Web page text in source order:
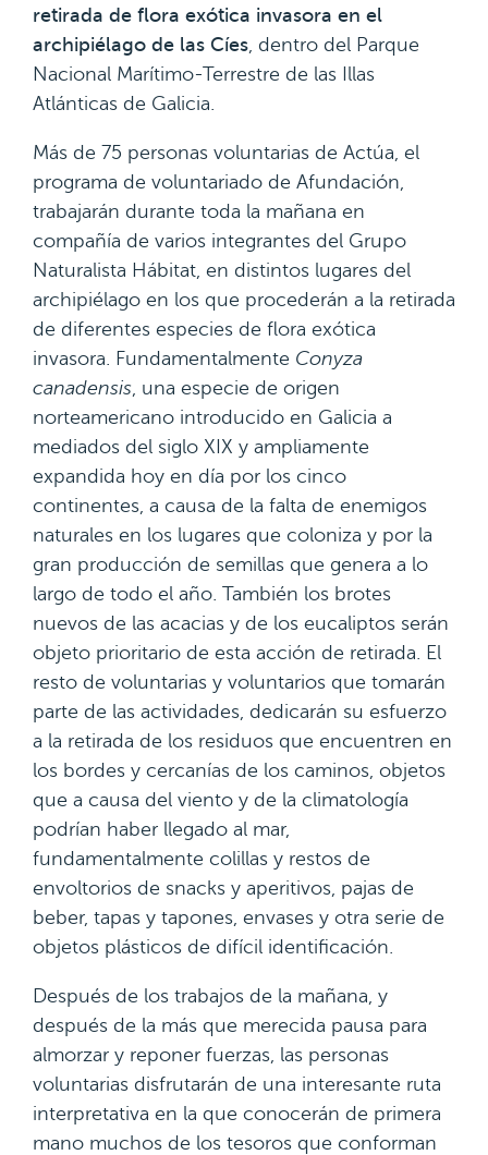
retirada de flora exótica invasora en el
archipiélago de las Cíes, dentro del Parque
Nacional Marítimo-Terrestre de las Illas
Atlánticas de Galicia.
Más de 75 personas voluntarias de Actúa, el
programa de voluntariado de Afundación,
trabajarán durante toda la mañana en
compañía de varios integrantes del Grupo
Naturalista Hábitat, en distintos lugares del
archipiélago en los que procederán a la retirada
de diferentes especies de flora exótica
invasora. Fundamentalmente Conyza
canadensis, una especie de origen
norteamericano introducido en Galicia a
mediados del siglo XIX y ampliamente
expandida hoy en día por los cinco
continentes, a causa de la falta de enemigos
naturales en los lugares que coloniza y por la
gran producción de semillas que genera a lo
largo de todo el año. También los brotes
nuevos de las acacias y de los eucaliptos serán
objeto prioritario de esta acción de retirada. El
resto de voluntarias y voluntarios que tomarán
parte de las actividades, dedicarán su esfuerzo
a la retirada de los residuos que encuentren en
los bordes y cercanías de los caminos, objetos
que a causa del viento y de la climatología
podrían haber llegado al mar,
fundamentalmente colillas y restos de
envoltorios de snacks y aperitivos, pajas de
beber, tapas y tapones, envases y otra serie de
objetos plásticos de difícil identificación.
Después de los trabajos de la mañana, y
después de la más que merecida pausa para
almorzar y reponer fuerzas, las personas
voluntarias disfrutarán de una interesante ruta
interpretativa en la que conocerán de primera
mano muchos de los tesoros que conforman